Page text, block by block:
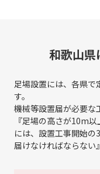
和歌山県
足場設置には、各県で
す。
機械等設置届が必要な
『足場の高さが10m
には、 設置工事開始の
届けなければならない